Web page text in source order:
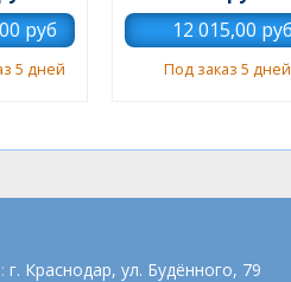
5 дней Под заказ 5 дней
г. Краснодар, ул. Будённого, 79